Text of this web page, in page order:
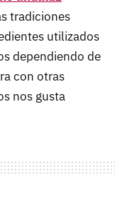
tradiciones
utilizados
dependiendo de
con otras
nos gusta